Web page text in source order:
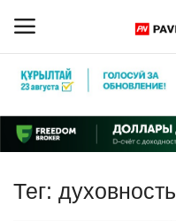
Главная
Обратная связь
Тег: духовность